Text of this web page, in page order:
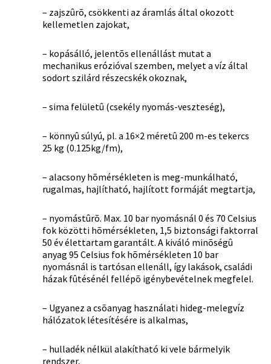
– zajszûrõ, csökkenti az áramlás által okozott
kellemetlen zajokat,
– kopásálló, jelentõs ellenállást mutat a
mechanikus erózióval szemben, melyet a víz által
sodort szilárd részecskék okoznak,
– sima felületû (csekély nyomás-veszteség),
– könnyû súlyú, pl. a 16×2 méretû 200 m-es tekercs
25 kg (0.125kg/fm),
– alacsony hõmérsékleten is meg-munkálható,
rugalmas, hajlítható, hajlított formáját megtartja,
– nyomástûrõ. Max. 10 bar nyomásnál 0 és 70 Celsius
fok közötti hõmérsékleten, 1,5 biztonsági faktorral
50 év élettartam garantált. A kiváló minõségû
anyag 95 Celsius fok hõmérsékleten 10 bar
nyomásnál is tartósan ellenáll, így lakások, családi
házak fûtésénél fellépõ igénybevételnek megfelel.
– Ugyanez a csõanyag használati hideg-melegvíz
hálózatok létesítésére is alkalmas,
– hulladék nélkül alakítható ki vele bármelyik
rendszer,